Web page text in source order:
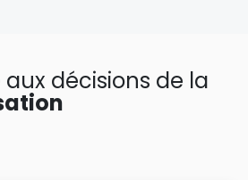
décisions de la